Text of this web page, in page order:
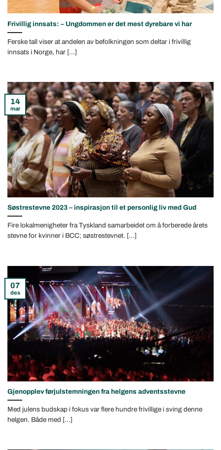
Frivillig innsats: – Ungdommen er det mest dyrebare vi har
Ferske tall viser at andelen av befolkningen som deltar i frivillig
innsats i Norge, har [...]
Søstrestevne 2023 – inspirasjon til et personlig liv med Gud
Fire lokalmenigheter fra Tyskland samarbeidet om å forberede årets
stevne for kvinner i BCC; søstrestevnet. [...]
14
mar
Gjenopplev førjulstemningen fra helgens adventsstevne
Med julens budskap i fokus var flere hundre frivillige i sving denne
helgen. Både med [...]
07
des